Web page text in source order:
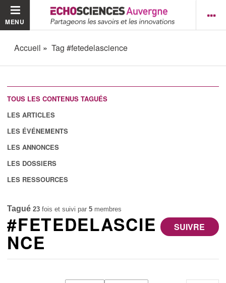
MENU
Accueil Tag #fetedelascience
TOUS LES CONTENUS TAGUÉS
LES ARTICLES
LES ÉVÉNEMENTS
LES ANNONCES
LES DOSSIERS
LES RESSOURCES
Tagué 23 fois et suivi par5 membres
SUIVRE
#FETEDELASCIE
NCE